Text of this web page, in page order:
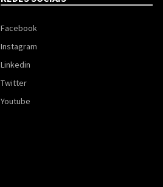
Facebook
Instagram
Linkedin
Twitter
Youtube